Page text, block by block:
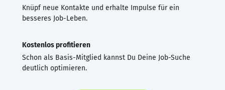
Knüpf neue Kontakte und erhalte Impulse für ein
besseres Job-Leben.
Kostenlos profitieren
Schon als Basis-Mitglied kannst Du Deine Job-Suche
deutlich optimieren.